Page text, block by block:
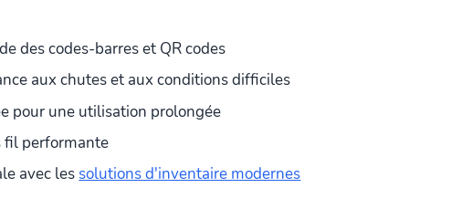
des codes-barres et QR codes
aux chutes et aux conditions difficiles
pour une utilisation prolongée
fil performante
avec les solutions d'inventaire modernes